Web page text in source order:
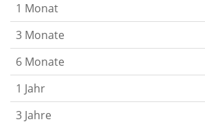
1 Monat
3 Monate
6 Monate
1 Jahr
3 Jahre